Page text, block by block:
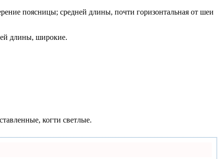
поясницы; средней длины, почти горизонтальная от шеи
длины, широкие.
когти светлые.